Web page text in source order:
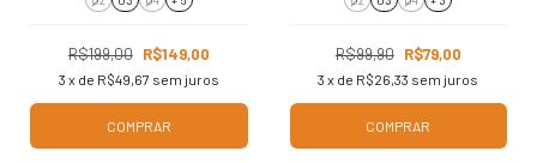
R$199,00 R$149,00
3 x de R$49,67 sem juros
COMPRAR
R$99,90 R$79,00
3 x de R$26,33 sem juros
COMPRAR